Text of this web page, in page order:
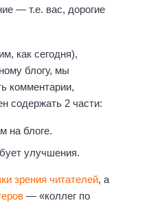
— т.е. вас, дорогие
как сегодня),
блогу, мы
комментарии,
содержать 2 части:
на блоге.
улучшения.
зрения читателей, а
— «коллег по